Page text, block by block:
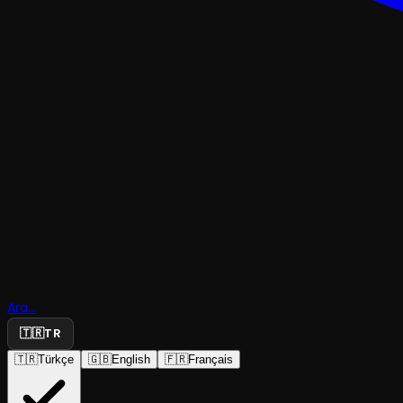
Ara...
🇹🇷TR
🇹🇷Türkçe 🇬🇧English 🇫🇷Français
Eskicinin